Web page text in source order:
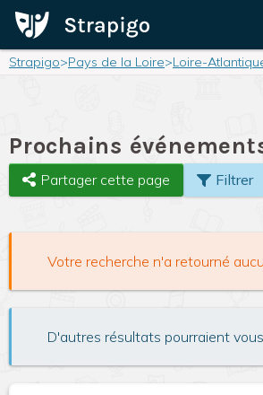
Strapigo>Pays de la Loire>Loire-
Prochains
Partager cette page Filtrer
Votre recherche n'a retourné
D'autres résultats pourraient